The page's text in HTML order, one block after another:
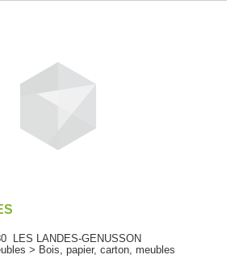
LES LANDES-GENUSSON
> Bois, papier, carton, meubles